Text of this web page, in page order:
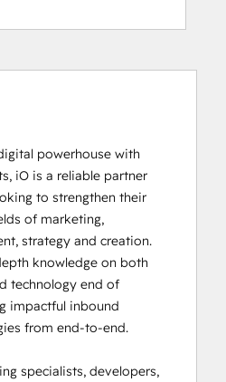
Certification
I: Data Models and
II: Content and
Developers II
Hub Software
Software
for Partners
powerhouse with
iO is a reliable partner
to strengthen their
of marketing,
strategy and creation.
knowledge on both
technology end of
impactful inbound
from end-to-end.
specialists, developers,